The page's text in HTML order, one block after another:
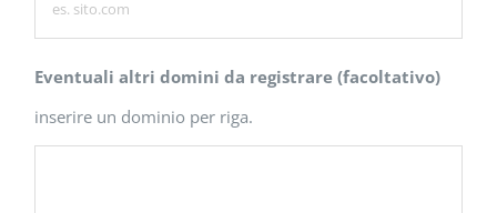
Eventuali altri domini da registrare (facoltativo)
inserire un dominio per riga.